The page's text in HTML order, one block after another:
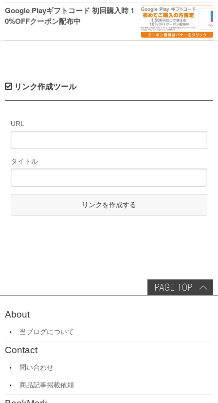
Google Playギフトコード 初回購入時 1
0%OFFクーポン配布中
リンク作成ツール
URL
タイトル
リンクを作成する
About
当ブログについて
Contact
問い合わせ
商品記事掲載依頼